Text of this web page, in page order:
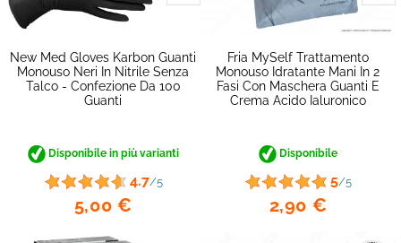
New Med Gloves Karbon Guanti
Monouso Neri In Nitrile Senza
Talco - Confezione Da 100
Guanti
Disponibile in più varianti
4.7/5
5,00 €
Fria MySelf Trattamento
Monouso Idratante Mani In 2
Fasi Con Maschera Guanti E
Crema Acido Ialuronico
Disponibile
5/5
2,90 €